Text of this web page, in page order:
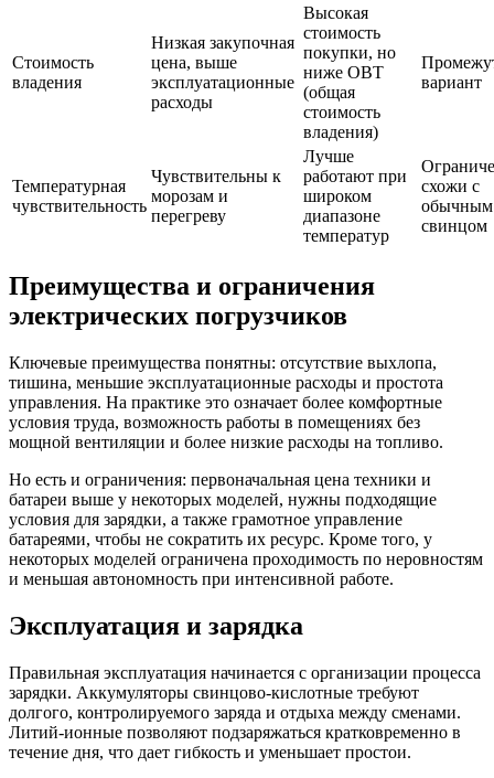
Стоимость
владения
Низкая закупочная
цена, выше
эксплуатационные
расходы
Высокая
стоимость
покупки, но
ниже ОВТ
(общая
стоимость
владения)
вариант
Температурная
чувствительность
Чувствительны к
морозам и
перегреву
Лучше
работают при
широком
диапазоне
температур
схожи с
обычным
свинцом
Преимущества и ограничения
электрических погрузчиков
Ключевые преимущества понятны: отсутствие выхлопа,
тишина, меньшие эксплуатационные расходы и простота
управления. На практике это означает более комфортные
условия труда, возможность работы в помещениях без
мощной вентиляции и более низкие расходы на топливо.
Но есть и ограничения: первоначальная цена техники и
батареи выше у некоторых моделей, нужны подходящие
условия для зарядки, а также грамотное управление
батареями, чтобы не сократить их ресурс. Кроме того, у
некоторых моделей ограничена проходимость по неровностям
и меньшая автономность при интенсивной работе.
Эксплуатация и зарядка
Правильная эксплуатация начинается с организации процесса
зарядки. Аккумуляторы свинцово-кислотные требуют
долгого, контролируемого заряда и отдыха между сменами.
Литий-ионные позволяют подзаряжаться кратковременно в
течение дня, что дает гибкость и уменьшает простои.